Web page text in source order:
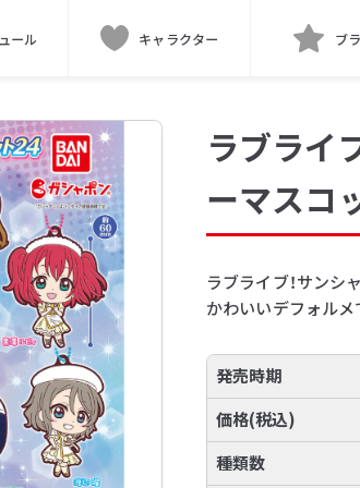
ール キャラクター ブ
ラブライ
ーマスコ
ラブライブ！サン
かわいいデフォルメ
発売時期
価格(税込)
種類数